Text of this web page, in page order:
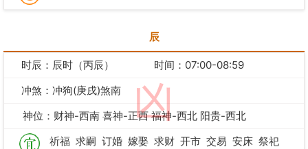
辰
凶
时辰：辰时（丙辰）
时间：07:00-08:59
冲煞：冲狗(庚戌)煞南
神位：财神-西南 喜神-正西 福神-西北 阳贵-西北
祈福 求嗣 订婚 嫁娶 求财 开市 交易 安床 祭祀